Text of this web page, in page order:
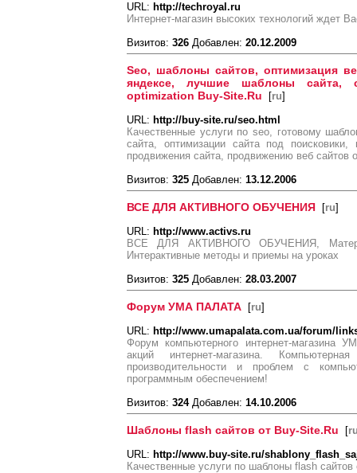
URL: http://techroyal.ru
Интернет-магазин высоких технологий ждет
Визитов: 326 Добавлен: 20.12.2009
Seo, шаблоны сайтов, оптимизация
яндексе, лучшие шаблоны сайта,
optimization Buy-Site.Ru [ru]
URL: http://buy-site.ru/seo.html
Качественные услуги по seo, готовому
сайта, оптимизации сайта под
продвижения сайта, продвижению веб сайтов
Визитов: 325 Добавлен: 13.12.2006
ВСЕ ДЛЯ АКТИВНОГО ОБУЧЕНИЯ [ru]
URL: http://www.activs.ru
ВСЕ ДЛЯ АКТИВНОГО ОБУЧЕНИЯ,
Интерактивные методы и приемы на уроках
Визитов: 325 Добавлен: 28.03.2007
Форум УМА ПАЛАТА [ru]
URL: http://www.umapalata.com.ua/forum/
Форум компьютерного интернет-магазина
акций интернет-магазина.
производительности и проблем с
программным обеспечением!
Визитов: 324Добавлен: 14.10.2006
Шаблоны flash сайтов от Buy-Site.Ru [
URL: http://www.buy-site.ru/
Качественные услуги по шаблоны flash сайтов